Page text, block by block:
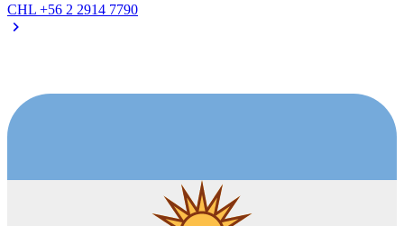
CHL +56 2 2914 7790